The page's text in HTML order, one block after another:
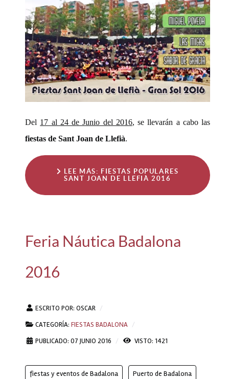
Del 17 al 24 de Junio del 2016, se llevarán a cabo las
fiestas de Sant Joan de Llefià.
LEE MÁS: FIESTAS POPULARES
SANT JOAN DE LLEFIÀ 2016
Feria Náutica Badalona
2016
ESCRITO POR: OSCAR
CATEGORÍA: FIESTAS BADALONA
PUBLICADO: 07 JUNIO 2016
VISTO: 1421
fiestas y eventos de Badalona
Puerto de Badalona